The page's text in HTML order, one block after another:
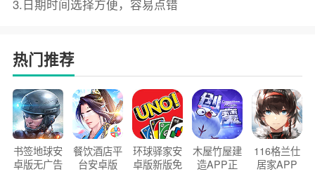
3.日期时间选择方便，容易点错
热门推荐
书签地球安
卓版无广告
餐饮酒店平
台安卓版
环球驿家安
卓版新版免
木屋竹屋建
造APP正
116格兰仕
居家APP